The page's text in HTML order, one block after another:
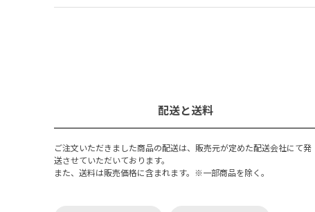
配送と送料
ご注文いただきました商品の配送は、販売元が定めた配送会社にて発
送させていただいております。
また、送料は販売価格に含まれます。※一部商品を除く。